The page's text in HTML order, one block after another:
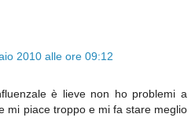
2010 alle ore 09:12
è lieve non ho problemi a
mi piace troppo e mi fa stare meglio